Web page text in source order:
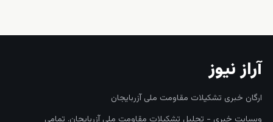
آراز نیوز
ارگان خبری تشکیلات مقاومت ملی آزربایجان